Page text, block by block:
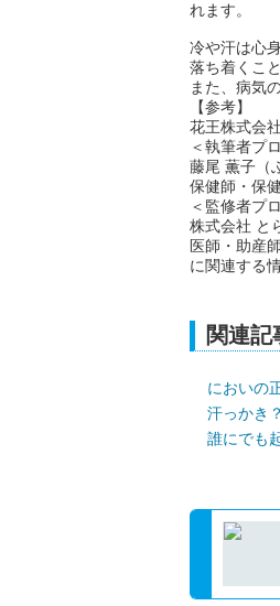
れます。
冷や汗は心
落ち着くこ
また、病気
【参考】
花王株式会
＜執筆者プ
藤尾 薫子（
保健師・保
＜監修者プ
株式会社 と
医師・助産
に関連する
関連記
においの
汗っかき
誰にでも